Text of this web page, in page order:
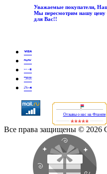
Уважаемые покупатели,
Мы пересмотрим нашу цену
для Вас!!
Отзывы о нас на Флампе
Все права защищены © 2026